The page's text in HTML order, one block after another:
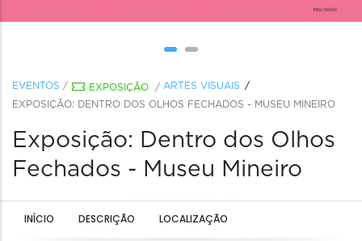
EVENTOS / EXPOSIÇÃO / ARTES VISUAIS
EXPOSIÇÃO: DENTRO DOS OLHOS FECHADOS - MUSEU MINEIRO
Exposição: Dentro dos Olhos
Fechados - Museu Mineiro
INÍCIO DESCRIÇÃO LOCALIZAÇÃO